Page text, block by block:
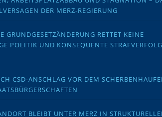
DER MERZ-REGIERUNG
GRUNDGESETZÄNDERUNG RETTET KEINE
POLITIK UND KONSEQUENTE
CSD-ANSCHLAG VOR DEM
BLEIBT UNTER MERZ IN